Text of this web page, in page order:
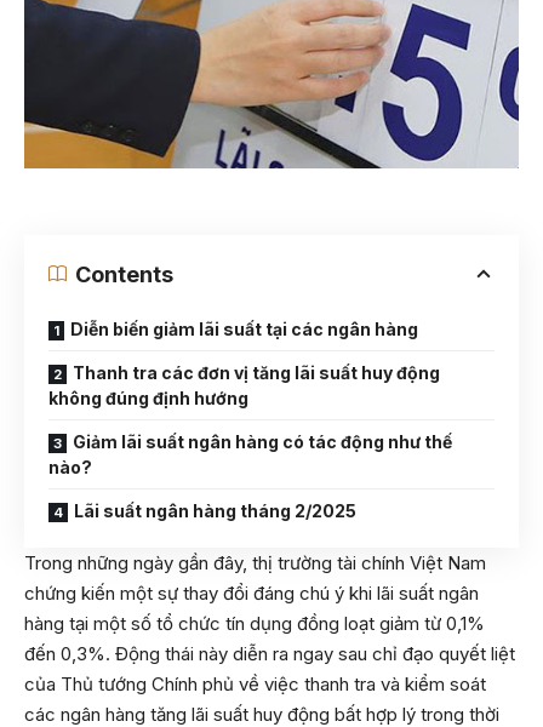
Contents
Diễn biến giảm lãi suất tại các ngân hàng
Thanh tra các đơn vị tăng lãi suất huy động
không đúng định hướng
Giảm lãi suất ngân hàng có tác động như thế
nào?
Lãi suất ngân hàng tháng 2/2025
Trong những ngày gần đây, thị trường tài chính Việt Nam
chứng kiến một sự thay đổi đáng chú ý khi lãi suất ngân
hàng tại một số tổ chức tín dụng đồng loạt giảm từ 0,1%
đến 0,3%. Động thái này diễn ra ngay sau chỉ đạo quyết liệt
của Thủ tướng Chính phủ về việc thanh tra và kiểm soát
các ngân hàng tăng lãi suất huy động bất hợp lý trong thời